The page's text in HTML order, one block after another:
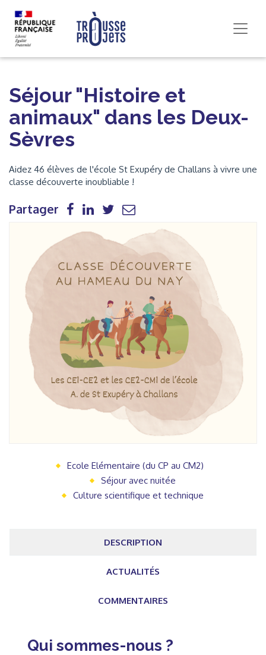
Séjour "Histoire et
animaux" dans les Deux-
Sèvres
Aidez 46 élèves de l'école St Exupéry de Challans à vivre une
classe découverte inoubliable !
Partager
Ecole Elémentaire (du CP au CM2)
Séjour avec nuitée
Culture scientifique et technique
DESCRIPTION
ACTUALITÉS
COMMENTAIRES
Qui sommes-nous ?